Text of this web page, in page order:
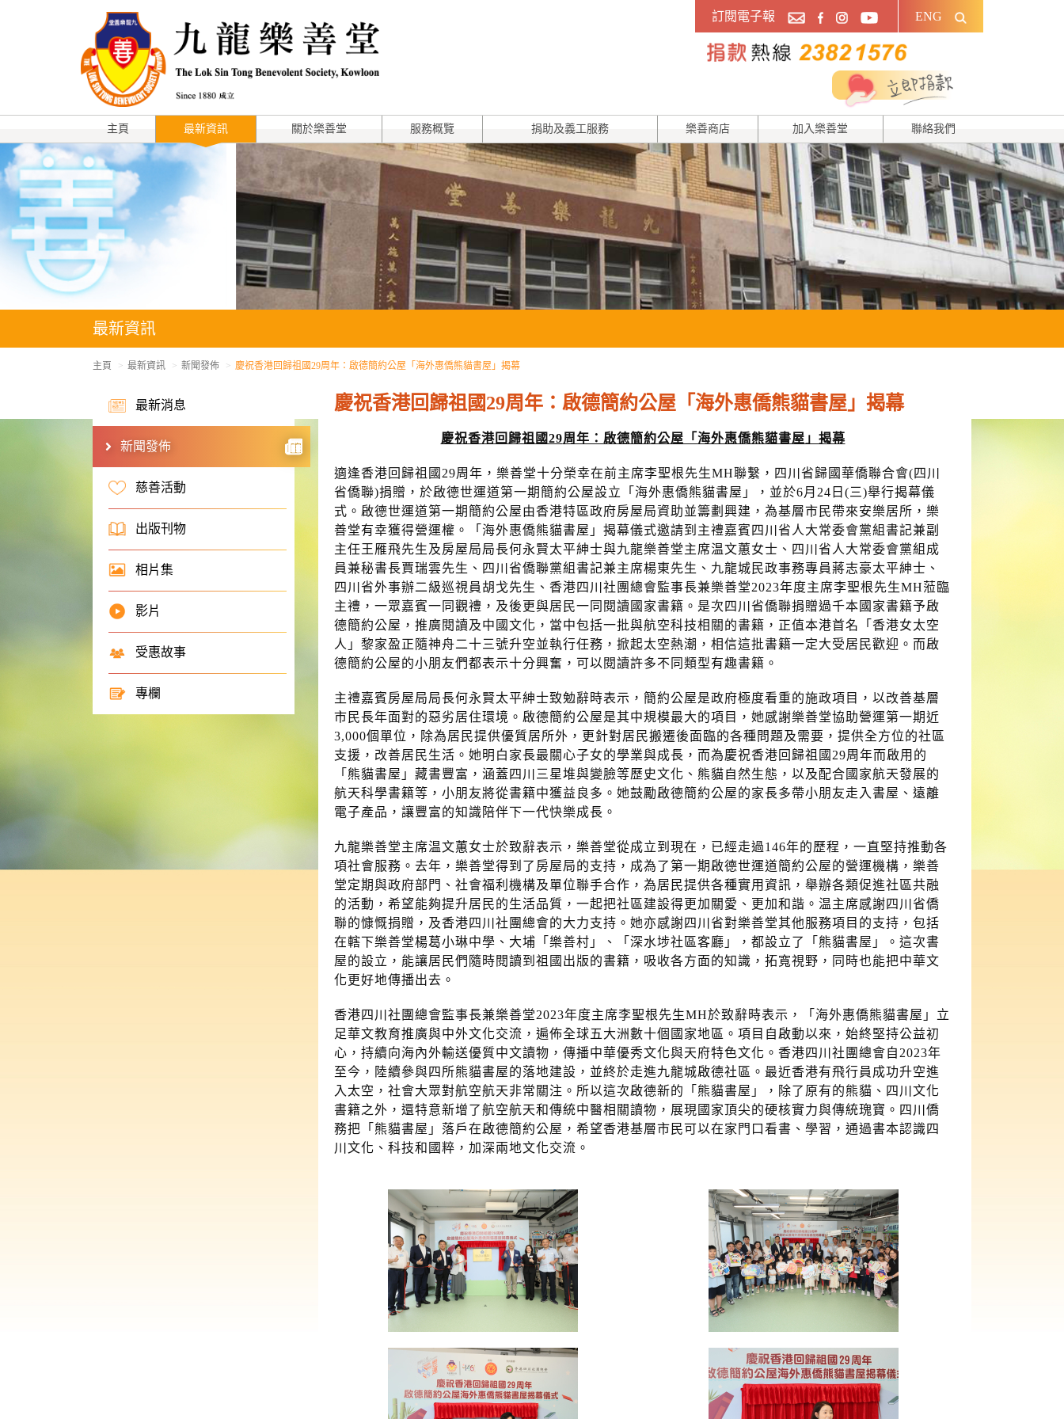
訂閱電子報 ENG
主頁 最新資訊 關於樂善堂 服務概覽 捐助及義工服務 樂善商店 加入樂善堂 聯絡我們
最新資訊
主頁 最新資訊 新聞發佈 慶祝香港回歸祖國29周年：啟德簡約公屋「海外惠僑熊貓書屋」揭幕
最新消息
新聞發佈
慈善活動
出版刊物
相片集
影片
受惠故事
專欄
慶祝香港回歸祖國29周年：啟德簡約公屋「海外惠僑熊貓書屋」揭幕
慶祝香港回歸祖國29周年：啟德簡約公屋「海外惠僑熊貓書屋」揭幕
適逢香港回歸祖國29周年，樂善堂十分榮幸在前主席李聖根先生MH聯繫，四川省歸國華僑聯合會(四川
省僑聯)捐贈，於啟德世運道第一期簡約公屋設立「海外惠僑熊貓書屋」，並於6月24日(三)舉行揭幕儀
式。啟德世運道第一期簡約公屋由香港特區政府房屋局資助並籌劃興建，為基層市民帶來安樂居所，樂
善堂有幸獲得營運權。「海外惠僑熊貓書屋」揭幕儀式邀請到主禮嘉賓四川省人大常委會黨組書記兼副
主任王雁飛先生及房屋局局長何永賢太平紳士與九龍樂善堂主席温文蕙女士、四川省人大常委會黨組成
員兼秘書長賈瑞雲先生、四川省僑聯黨組書記兼主席楊東先生、九龍城民政事務專員蔣志豪太平紳士、
四川省外事辦二級巡視員胡戈先生、香港四川社團總會監事長兼樂善堂2023年度主席李聖根先生MH蒞臨
主禮，一眾嘉賓一同觀禮，及後更與居民一同閱讀國家書籍。是次四川省僑聯捐贈過千本國家書籍予啟
德簡約公屋，推廣閱讀及中國文化，當中包括一批與航空科技相關的書籍，正值本港首名「香港女太空
人」黎家盈正隨神舟二十三號升空並執行任務，掀起太空熱潮，相信這批書籍一定大受居民歡迎。而啟
德簡約公屋的小朋友們都表示十分興奮，可以閱讀許多不同類型有趣書籍。
主禮嘉賓房屋局局長何永賢太平紳士致勉辭時表示，簡約公屋是政府極度看重的施政項目，以改善基層
市民長年面對的惡劣居住環境。啟德簡約公屋是其中規模最大的項目，她感謝樂善堂協助營運第一期近
3,000個單位，除為居民提供優質居所外，更針對居民搬遷後面臨的各種問題及需要，提供全方位的社區
支援，改善居民生活。她明白家長最關心子女的學業與成長，而為慶祝香港回歸祖國29周年而啟用的
「熊貓書屋」藏書豐富，涵蓋四川三星堆與變臉等歷史文化、熊貓自然生態，以及配合國家航天發展的
航天科學書籍等，小朋友將從書籍中獲益良多。她鼓勵啟德簡約公屋的家長多帶小朋友走入書屋、遠離
電子產品，讓豐富的知識陪伴下一代快樂成長。
九龍樂善堂主席温文蕙女士於致辭表示，樂善堂從成立到現在，已經走過146年的歷程，一直堅持推動各
項社會服務。去年，樂善堂得到了房屋局的支持，成為了第一期啟德世運道簡約公屋的營運機構，樂善
堂定期與政府部門、社會福利機構及單位聯手合作，為居民提供各種實用資訊，舉辦各類促進社區共融
的活動，希望能夠提升居民的生活品質，一起把社區建設得更加關愛、更加和諧。温主席感謝四川省僑
聯的慷慨捐贈，及香港四川社團總會的大力支持。她亦感謝四川省對樂善堂其他服務項目的支持，包括
在轄下樂善堂楊葛小琳中學、大埔「樂善村」、「深水埗社區客廳」，都設立了「熊貓書屋」。這次書
屋的設立，能讓居民們隨時閱讀到祖國出版的書籍，吸收各方面的知識，拓寬視野，同時也能把中華文
化更好地傳播出去。
香港四川社團總會監事長兼樂善堂2023年度主席李聖根先生MH於致辭時表示，「海外惠僑熊貓書屋」立
足華文教育推廣與中外文化交流，遍佈全球五大洲數十個國家地區。項目自啟動以來，始終堅持公益初
心，持續向海內外輸送優質中文讀物，傳播中華優秀文化與天府特色文化。香港四川社團總會自2023年
至今，陸續參與四所熊貓書屋的落地建設，並終於走進九龍城啟德社區。最近香港有飛行員成功升空進
入太空，社會大眾對航空航天非常關注。所以這次啟德新的「熊貓書屋」，除了原有的熊貓、四川文化
書籍之外，還特意新增了航空航天和傳統中醫相關讀物，展現國家頂尖的硬核實力與傳統瑰寶。四川僑
務把「熊貓書屋」落戶在啟德簡約公屋，希望香港基層市民可以在家門口看書、學習，通過書本認識四
川文化、科技和國粹，加深兩地文化交流。